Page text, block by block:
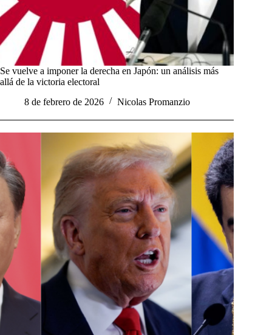
Se vuelve a imponer la derecha en Japón: un análisis más
allá de la victoria electoral
8 de febrero de 2026
Nicolas Promanzio